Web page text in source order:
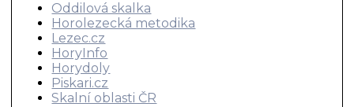
Oddilová skalka
Horolezecká metodika
Lezec.cz
HoryInfo
Horydoly
Piskari.cz
Skalní oblasti ČR